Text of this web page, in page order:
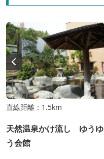
直線距離：1.5km
天然温泉かけ流し ゆうゆ
う会館